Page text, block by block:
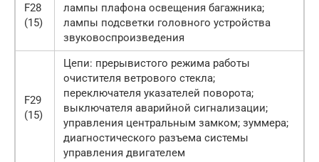
F28
(15)
лампы плафона освещения багажника;
лампы подсветки головного устройства
звуковоспроизведения
F29
(15)
Цепи: прерывистого режима работы
очистителя ветрового стекла;
переключателя указателей поворота;
выключателя аварийной сигнализации;
управления центральным замком; зуммера;
диагностического разъема системы
управления двигателем